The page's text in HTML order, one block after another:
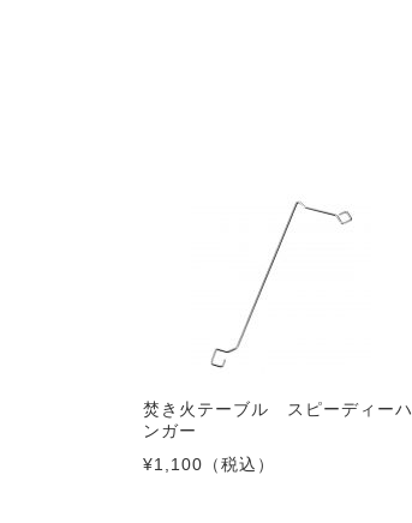
焚き火テーブル スピーディーハ
ンガー
¥1,100 （税込）